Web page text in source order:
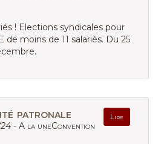
! Elections syndicales pour
de moins de 11 salariés. Du 25
patronale Lire
- A la uneConvention